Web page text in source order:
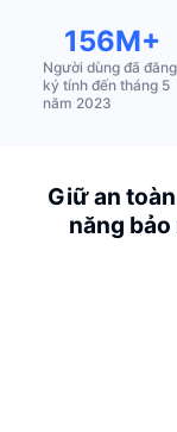
156M+
Người dùng đã đăng
ký tính đến tháng 5
năm 2023
Giữ an
năng bảo